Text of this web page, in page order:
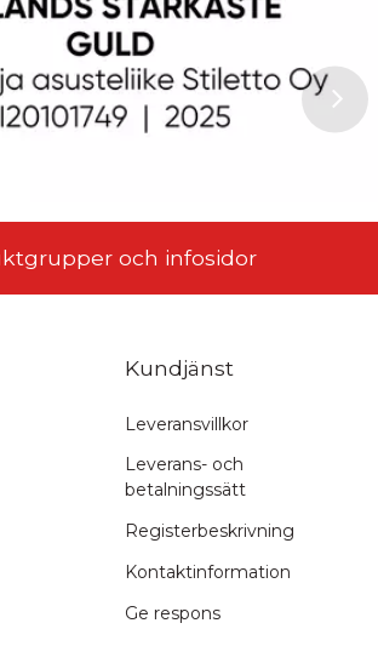
din recension, samtycker du till att ge oss
den på denna webbplats samt på andra
Stilettoshop.se förbehåller sig rätten
Genom att skicka samtycker du
leverans
3 arbetsdagar
och infosidor
Kundjänst
Leveransvillkor
Leverans- och
betalningssätt
Registerbeskrivning
Kontaktinformation
Ge respons